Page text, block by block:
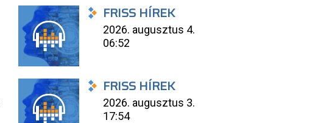
FRISS HÍREK
2026. augusztus 4.
06:52
FRISS HÍREK
2026. augusztus 3.
17:54